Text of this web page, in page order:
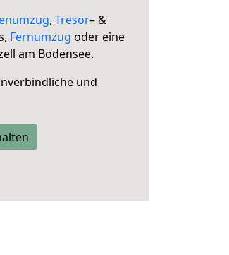
, Tresor– &
Fernumzug oder eine
am Bodensee.
und